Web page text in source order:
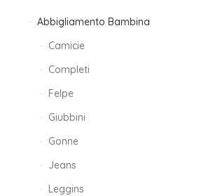
Abbigliamento Bambina
Camicie
Completi
Felpe
Giubbini
Gonne
Jeans
Leggins